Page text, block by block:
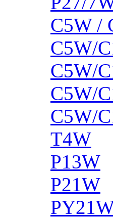
C5W /
C5W/
C5W/
C5W/
C5W/
T4W
P13W
P21W